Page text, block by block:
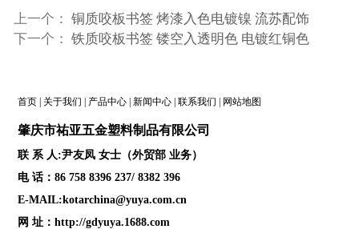
上一个： 铜质咬板书签 烤漆入色电镀镍 流苏配饰
下一个： 铁质咬板书签 镂空入透明色 电镀红铜色
首页| 关于我们 | 产品中心| 新闻中心| 联系我们 | 网站地图
肇庆市祐亚五金塑料制品有限公司
联 系 人:尹友凤 女士（外贸部 业务）
电 话：86 758 8396 237/ 8382 396
E-MAIL:kotarchina@yuya.com.cn
网 址： http://gdyuya.1688.com